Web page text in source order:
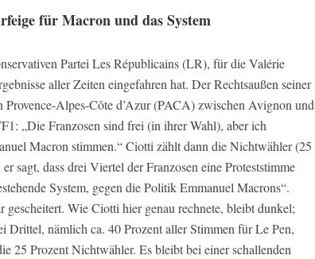
für Macron und das System
Partei Les Républicains (LR), für die Valérie
aller Zeiten eingefahren hat. Der Rechtsaußen seiner
Alpes-Côte d’Azur (PACA) zwischen Avignon und
„Die Franzosen sind frei (in ihrer Wahl), aber ich
Macron stimmen.“ Ciotti zählt dann die Nichtwähler (25
sagt, dass drei Viertel der Franzosen eine Proteststimme
System, gegen die Politik Emmanuel Macrons“.
gescheitert. Wie Ciotti hier genau rechnete, bleibt dunkel;
Drittel, nämlich ca. 40 Prozent aller Stimmen für Le Pen,
25 Prozent Nichtwähler. Es bleibt bei einer schallenden